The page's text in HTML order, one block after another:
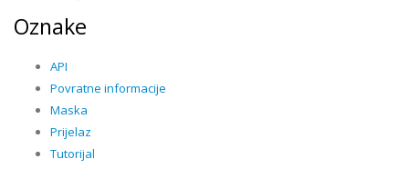
Oznake
API
Povratne informacije
Maska
Prijelaz
Tutorijal